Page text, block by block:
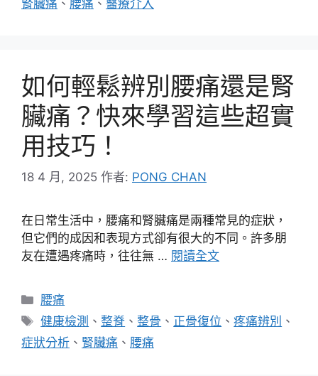
腎臟痛 、 腰痛 、 醫療介入
如何輕鬆辨別腰痛還是腎
臟痛？快來學習這些超實
用技巧！
18 4 月, 2025 作者: PONG CHAN
在日常生活中，腰痛和腎臟痛是兩種常見的症狀，
但它們的成因和表現方式卻有很大的不同。許多朋
友在遭遇疼痛時，往往無 … 閱讀全文
分
類
腰痛
標
籤
健康檢測 、整脊 、整骨 、 正骨復位 、疼痛辨別 、
症狀分析 、 腎臟痛 、 腰痛